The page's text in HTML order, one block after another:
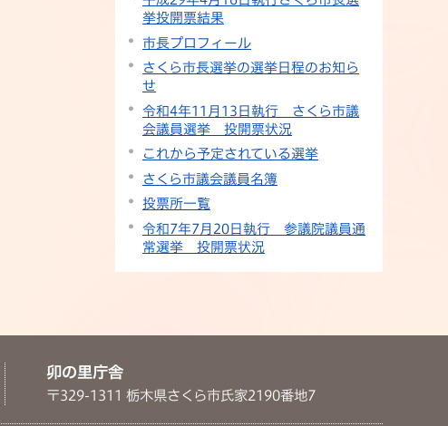
挙投開票結果
市長プロフィール
さくら市長選挙の選挙日程のお知ら
せ
令和4年11月13日執行 さくら市議
会議員選挙 投開票状況
これから予定されている選挙
さくら市議会議員名簿
投票所一覧
令和7年7月20日執行 参議院議員通
常選挙 投開票状況
卯の里庁舎
〒329-1311 栃木県さくら市氏家2190番地7